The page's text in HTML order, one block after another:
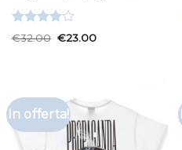
Valutato
€32.00 €23.00
In offerta!